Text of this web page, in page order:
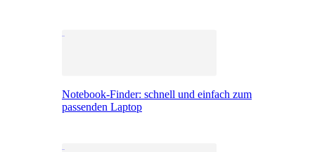
Notebook-Finder: schnell und einfach zum
passenden Laptop